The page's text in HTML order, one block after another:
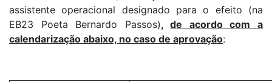
assistente operacional designado para o efeito (na
EB23 Poeta Bernardo Passos),de acordo com a
calendarização abaixo, no caso de aprovação: